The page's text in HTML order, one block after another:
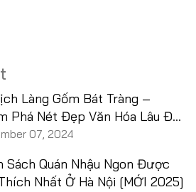
đông đảo thực khách yêu
nhé.
Làng Gốm Bát Tràng –
Phá Nét Đẹp Văn Hóa Lâu Đời
Nước!
07, 2024
Sách Quán Nhậu Ngon Được
Nhất Ở Hà Nội [MỚI 2025]